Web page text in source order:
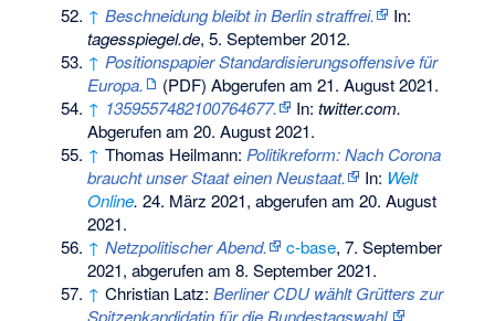
↑ Beschneidung bleibt in Berlin straffrei.
In:
tagesspiegel.de, 5. September 2012.
↑ Positionspapier Standardisierungsoffensive für
Europa.
(PDF) Abgerufen am 21. August 2021.
↑ 1359557482100764677. In:twitter.com.
Abgerufen am 20. August 2021.
↑ Thomas Heilmann: Politikreform: Nach Corona
braucht unser Staat einen Neustaat.
In: Welt
Online. 24. März 2021, abgerufen am 20. August
2021.
↑ Netzpolitischer Abend. c-base, 7. September
2021, abgerufen am 8. September 2021.
↑ Christian Latz:Berliner CDU wählt Grütters zur
Spitzenkandidatin für die Bundestagswahl.